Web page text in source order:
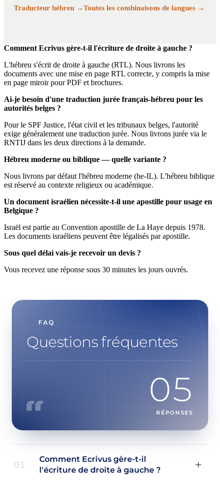
Traducteur hébreu →Toutes les combinaisons de langues →
Comment Ecrivus gère-t-il l'écriture de droite à gauche ?
L'hébreu s'écrit de droite à gauche (RTL). Nous livrons les
documents avec une mise en page RTL correcte, y compris la mise
en page miroir pour PDF et brochures.
Ai-je besoin d'une traduction jurée français-hébreu pour les
autorités belges ?
Pour le SPF Justice, l'état civil et les tribunaux belges, l'autorité
exige généralement une traduction jurée. Nous livrons jurée via le
RNTIJ dans les deux directions à la demande.
Hébreu moderne ou biblique — quelle variante ?
Nous livrons par défaut l'hébreu moderne (he-IL). L'hébreu biblique
est réservé au contexte religieux ou académique.
Un document israélien nécessite-t-il une apostille pour usage en
Belgique ?
Israël est partie au Convention apostille de La Haye depuis 1978.
Les documents israéliens peuvent être légalisés par apostille.
Sous quel délai vais-je recevoir un devis ?
Vous recevez une réponse sous 30 minutes les jours ouvrés.
FAQ
Questions fréquentes
05
RÉPONSES
01
Comment Ecrivus gère-t-il
l'écriture de droite à gauche ?